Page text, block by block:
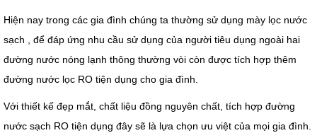
Hiện nay trong các gia đình chúng ta thường sử dụng mày lọc nước
sạch , để đáp ứng nhu cầu sử dụng của người tiêu dụng ngoài hai
đường nước nóng lạnh thông thường vòi còn được tích hợp thêm
đường nước lọc RO tiện dụng cho gia đình.
Với thiết kế đẹp mắt, chất liệu đồng nguyên chất, tích hợp đường
nước sạch RO tiện dụng đây sẽ là lựa chọn ưu việt của mọi gia đình.